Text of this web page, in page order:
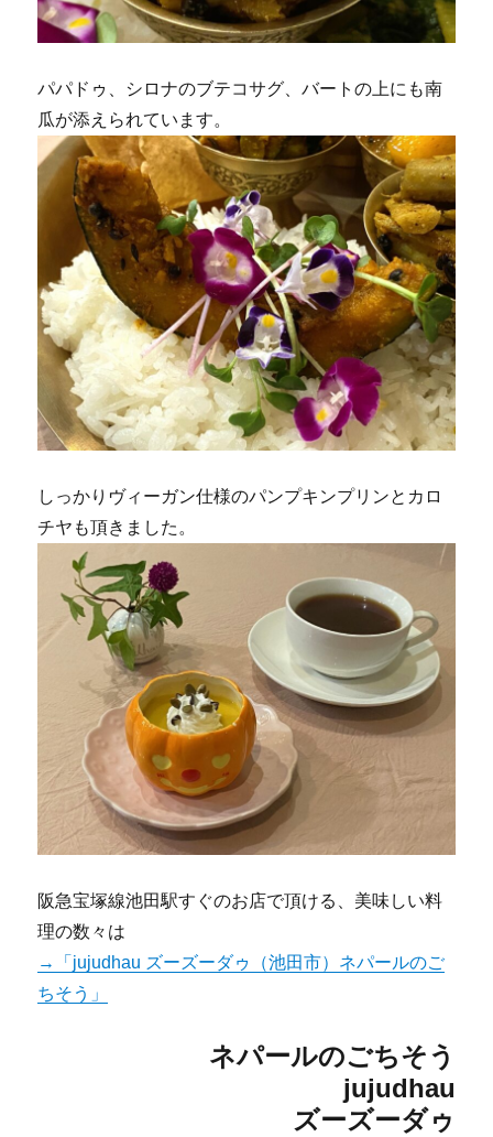
パパドゥ、シロナのブテコサグ、バートの上にも南
瓜が添えられています。
しっかりヴィーガン仕様のパンプキンプリンとカロ
チヤも頂きました。
阪急宝塚線池田駅すぐのお店で頂ける、美味しい料
理の数々は
→「jujudhau ズーズーダゥ（池田市）ネパールのご
ちそう」
ネパールのごちそう
jujudhau
ズーズーダゥ